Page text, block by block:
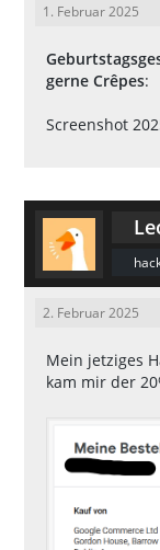
1. Februar 2025
gerne Crêpes:
Screenshot
2. Februar 2025
Mein jetziges
kam mir der